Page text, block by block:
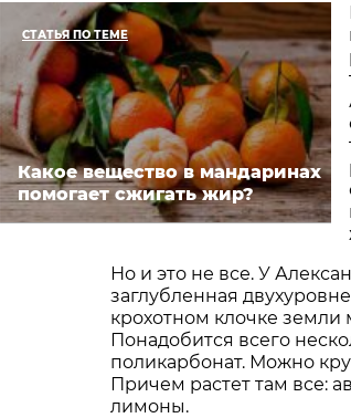
СТАТЬЯ ПО ТЕМЕ
Какое вещество в мандаринах
помогает сжигать жир?
Но и это не все. У
заглубленная
крохотном клочке
Понадобится всего
поликарбонат. Можно
Причем растет там все:
лимоны.